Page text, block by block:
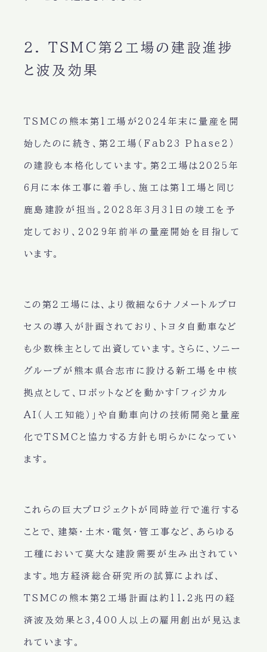
2. TSMC第2工場の建設進捗
と波及効果
TSMCの熊本第1工場が2024年末に量産を開
始したのに続き、第2工場（Fab23 Phase2）
の建設も本格化しています。第2工場は2025年
6月に本体工事に着手し、施工は第1工場と同じ
鹿島建設が担当。2028年3月31日の竣工を予
定しており、2029年前半の量産開始を目指して
います。
この第2工場には、より微細な6ナノメートルプロ
セスの導入が計画されており、トヨタ自動車など
も少数株主として出資しています。さらに、ソニー
グループが熊本県合志市に設ける新工場を中核
拠点として、ロボットなどを動かす「フィジカル
AI（人工知能）」や自動車向けの技術開発と量産
化でTSMCと協力する方針も明らかになってい
ます。
これらの巨大プロジェクトが同時並行で進行する
ことで、建築・土木・電気・管工事など、あらゆる
工種において莫大な建設需要が生み出されてい
ます。地方経済総合研究所の試算によれば、
TSMCの熊本第2工場計画は約11.2兆円の経
済波及効果と3,400人以上の雇用創出が見込ま
れています。